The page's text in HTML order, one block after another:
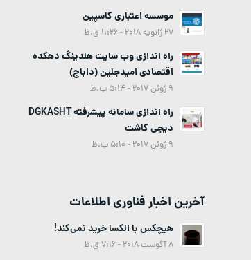
موسسه اعتباری کاسپین
27 ژانویه 2018 - 11:26 ق.ظ
راه اندازی وب سایت هلدینگ دهکده
اقتصادی امیدجلین (داباج)
9 ژوئن 2017 - 5:14 ب.ظ
راه اندازی سامانه پیشرفته DGKASHT
دیجی کاشت
9 ژوئن 2017 - 5:10 ب.ظ
آخرین اخبار فناوری اطلاعات
هیچکس با الکسا خرید نمی‌کند!
8 آگوست 2018 - 7:16 ق.ظ